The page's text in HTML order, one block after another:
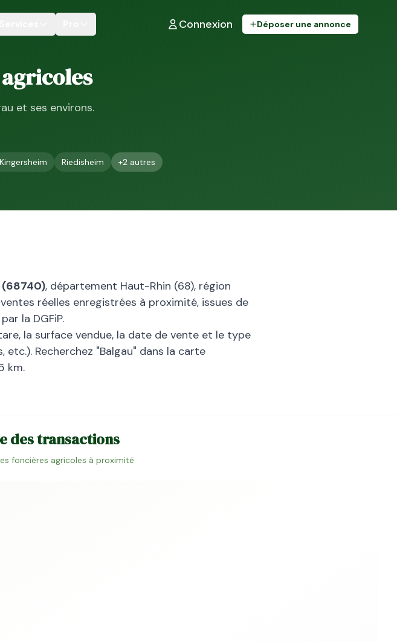
Connexion
Déposer une annonce
et ses environs.
Kingersheim Riedisheim +2 autres
(68740), département Haut-Rhin (68), région
réelles enregistrées à proximité, issues de
la DGFiP.
la surface vendue, la date de vente et le type
etc.). Recherchez "Balgau" dans la carte
km.
des transactions
foncières agricoles à proximité